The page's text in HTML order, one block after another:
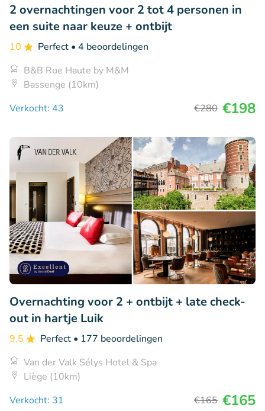
2 overnachtingen voor 2 tot 4 personen in
een suite naar keuze + ontbijt
10 Perfect • 4 beoordelingen
B&B Rue Haute by M&M
Bassenge (10km)
Verkocht: 43
€280 €198
Overnachting voor 2 + ontbijt + late check-
out in hartje Luik
9.5 Perfect • 177 beoordelingen
Van der Valk Sélys Hotel & Spa
Liège (10km)
Verkocht: 31
€165 €165